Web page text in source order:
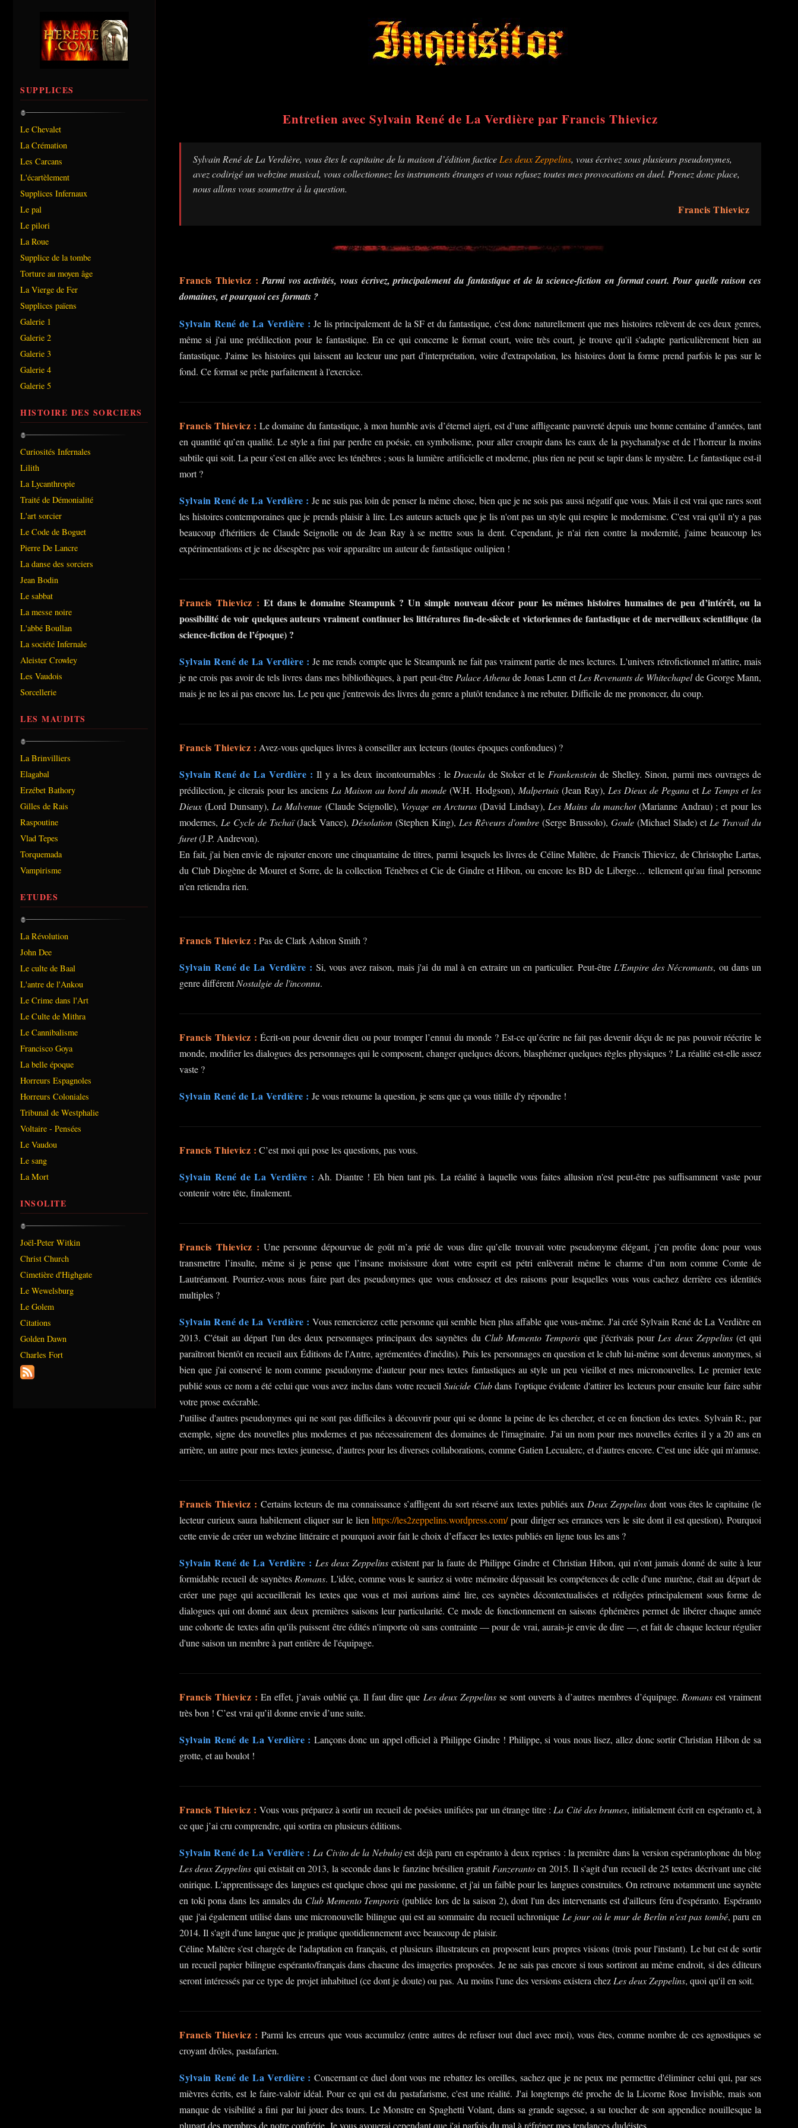
SUPPLICES
Le Chevalet
La Crémation
Les Carcans
L'écartèlement
Supplices Infernaux
Le pal
Le pilori
La Roue
Supplice de la tombe
Torture au moyen âge
La Vierge de Fer
Supplices païens
Galerie 1
Galerie 2
Galerie 3
Galerie 4
Galerie 5
HISTOIRE DES SORCIERS
Curiosités Infernales
Lilith
La Lycanthropie
Traité de Démonialité
L'art sorcier
Le Code de Boguet
Pierre De Lancre
La danse des sorciers
Jean Bodin
Le sabbat
La messe noire
L'abbé Boullan
La société Infernale
Aleister Crowley
Les Vaudois
Sorcellerie
LES MAUDITS
La Brinvilliers
Elagabal
Erzébet Bathory
Gilles de Rais
Raspoutine
Vlad Tepes
Torquemada
Vampirisme
ETUDES
La Révolution
John Dee
Le culte de Baal
L'antre de l'Ankou
Le Crime dans l'Art
Le Culte de Mithra
Le Cannibalisme
Francisco Goya
La belle époque
Horreurs Espagnoles
Horreurs Coloniales
Tribunal de Westphalie
Voltaire - Pensées
Le Vaudou
Le sang
La Mort
INSOLITE
Joël-Peter Witkin
Christ Church
Cimetière d'Highgate
Le Wewelsburg
Le Golem
Citations
Golden Dawn
Charles Fort
Entretien avec Sylvain René de La Verdière par Francis Thievicz
Sylvain René de La Verdière, vous êtes le capitaine de la maison d’édition factice Les deux Zeppelins, vous écrivez sous plusieurs pseudonymes,
avez codirigé un webzine musical, vous collectionnez les instruments étranges et vous refusez toutes mes provocations en duel. Prenez donc place,
nous allons vous soumettre à la question.
Francis Thievicz
Francis Thievicz : Parmi vos activités, vous écrivez, principalement du fantastique et de la science-fiction en format court. Pour quelle raison ces
domaines, et pourquoi ces formats ?
Sylvain René de La Verdière : Je lis principalement de la SF et du fantastique, c'est donc naturellement que mes histoires relèvent de ces deux genres,
même si j'ai une prédilection pour le fantastique. En ce qui concerne le format court, voire très court, je trouve qu'il s'adapte particulièrement bien au
fantastique. J'aime les histoires qui laissent au lecteur une part d'interprétation, voire d'extrapolation, les histoires dont la forme prend parfois le pas sur le
fond. Ce format se prête parfaitement à l'exercice.
Francis Thievicz : Le domaine du fantastique, à mon humble avis d’éternel aigri, est d’une affligeante pauvreté depuis une bonne centaine d’années, tant
en quantité qu’en qualité. Le style a fini par perdre en poésie, en symbolisme, pour aller croupir dans les eaux de la psychanalyse et de l’horreur la moins
subtile qui soit. La peur s’est en allée avec les ténèbres ; sous la lumière artificielle et moderne, plus rien ne peut se tapir dans le mystère. Le fantastique est-il
mort ?
Sylvain René de La Verdière : Je ne suis pas loin de penser la même chose, bien que je ne sois pas aussi négatif que vous. Mais il est vrai que rares sont
les histoires contemporaines que je prends plaisir à lire. Les auteurs actuels que je lis n'ont pas un style qui respire le modernisme. C'est vrai qu'il n'y a pas
beaucoup d'héritiers de Claude Seignolle ou de Jean Ray à se mettre sous la dent. Cependant, je n'ai rien contre la modernité, j'aime beaucoup les
expérimentations et je ne désespère pas voir apparaître un auteur de fantastique oulipien !
Francis Thievicz : Et dans le domaine Steampunk ? Un simple nouveau décor pour les mêmes histoires humaines de peu d’intérêt, ou la
possibilité de voir quelques auteurs vraiment continuer les littératures fin-de-siècle et victoriennes de fantastique et de merveilleux scientifique (la
science-fiction de l’époque) ?
Sylvain René de La Verdière : Je me rends compte que le Steampunk ne fait pas vraiment partie de mes lectures. L'univers rétrofictionnel m'attire, mais
je ne crois pas avoir de tels livres dans mes bibliothèques, à part peut-être Palace Athenade Jonas Lenn etLes Revenants de Whitechapelde George Mann,
mais je ne les ai pas encore lus. Le peu que j'entrevois des livres du genre a plutôt tendance à me rebuter. Difficile de me prononcer, du coup.
Francis Thievicz : Avez-vous quelques livres à conseiller aux lecteurs (toutes époques confondues) ?
Sylvain René de La Verdière : Il y a les deux incontournables : le Dracula de Stoker et le Frankensteinde Shelley. Sinon, parmi mes ouvrages de
prédilection, je citerais pour les anciens La Maison au bord du monde (W.H. Hodgson), Malpertuis(Jean Ray), Les Dieux de Peganaet Le Temps et les
Dieux (Lord Dunsany), La Malvenue (Claude Seignolle), Voyage en Arcturus (David Lindsay), Les Mains du manchot(Marianne Andrau) ; et pour les
modernes, Le Cycle de Tschaï(Jack Vance), Désolation (Stephen King), Les Rêveurs d'ombre (Serge Brussolo), Goule (Michael Slade) et Le Travail du
furet(J.P. Andrevon).
En fait, j'ai bien envie de rajouter encore une cinquantaine de titres, parmi lesquels les livres de Céline Maltère, de Francis Thievicz, de Christophe Lartas,
du Club Diogène de Mouret et Sorre, de la collection Ténèbres et Cie de Gindre et Hibon, ou encore les BD de Liberge… tellement qu'au final personne
n'en retiendra rien.
Francis Thievicz : Pas de Clark Ashton Smith ?
Sylvain René de La Verdière : Si, vous avez raison, mais j'ai du mal à en extraire un en particulier. Peut-être L'Empire des Nécromants, ou dans un
genre différentNostalgie de l'inconnu.
Francis Thievicz : Écrit-on pour devenir dieu ou pour tromper l’ennui du monde ? Est-ce qu’écrire ne fait pas devenir déçu de ne pas pouvoir réécrire le
monde, modifier les dialogues des personnages qui le composent, changer quelques décors, blasphémer quelques règles physiques ? La réalité est-elle assez
vaste ?
Sylvain René de La Verdière : Je vous retourne la question, je sens que ça vous titille d'y répondre !
Francis Thievicz : C’est moi qui pose les questions, pas vous.
Sylvain René de La Verdière : Ah. Diantre ! Eh bien tant pis. La réalité à laquelle vous faites allusion n'est peut-être pas suffisamment vaste pour
contenir votre tête, finalement.
Francis Thievicz : Une personne dépourvue de goût m’a prié de vous dire qu’elle trouvait votre pseudonyme élégant, j’en profite donc pour vous
transmettre l’insulte, même si je pense que l’insane moisissure dont votre esprit est pétri enlèverait même le charme d’un nom comme Comte de
Lautréamont. Pourriez-vous nous faire part des pseudonymes que vous endossez et des raisons pour lesquelles vous vous cachez derrière ces identités
multiples ?
Sylvain René de La Verdière : Vous remercierez cette personne qui semble bien plus affable que vous-même. J'ai créé Sylvain René de La Verdière en
2013. C'était au départ l'un des deux personnages principaux des saynètes du Club Memento Temporisque j'écrivais pour Les deux Zeppelins(et qui
paraîtront bientôt en recueil aux Éditions de l'Antre, agrémentées d'inédits). Puis les personnages en question et le club lui-même sont devenus anonymes, si
bien que j'ai conservé le nom comme pseudonyme d'auteur pour mes textes fantastiques au style un peu vieillot et mes micronouvelles. Le premier texte
publié sous ce nom a été celui que vous avez inclus dans votre recueilSuicide Clubdans l'optique évidente d'attirer les lecteurs pour ensuite leur faire subir
votre prose exécrable.
J'utilise d'autres pseudonymes qui ne sont pas difficiles à découvrir pour qui se donne la peine de les chercher, et ce en fonction des textes. Sylvain R:, par
exemple, signe des nouvelles plus modernes et pas nécessairement des domaines de l'imaginaire. J'ai un nom pour mes nouvelles écrites il y a 20 ans en
arrière, un autre pour mes textes jeunesse, d'autres pour les diverses collaborations, comme Gatien Lecualerc, et d'autres encore. C'est une idée qui m'amuse.
Francis Thievicz : Certains lecteurs de ma connaissance s’affligent du sort réservé aux textes publiés aux Deux Zeppelinsdont vous êtes le capitaine (le
lecteur curieux saura habilement cliquer sur le lienhttps://les2zeppelins.wordpress.com/pour diriger ses errances vers le site dont il est question). Pourquoi
cette envie de créer un webzine littéraire et pourquoi avoir fait le choix d’effacer les textes publiés en ligne tous les ans ?
Sylvain René de La Verdière : Les deux Zeppelinsexistent par la faute de Philippe Gindre et Christian Hibon, qui n'ont jamais donné de suite à leur
formidable recueil de saynètes Romans. L'idée, comme vous le sauriez si votre mémoire dépassait les compétences de celle d'une murène, était au départ de
créer une page qui accueillerait les textes que vous et moi aurions aimé lire, ces saynètes décontextualisées et rédigées principalement sous forme de
dialogues qui ont donné aux deux premières saisons leur particularité. Ce mode de fonctionnement en saisons éphémères permet de libérer chaque année
une cohorte de textes afin qu'ils puissent être édités n'importe où sans contrainte — pour de vrai, aurais-je envie de dire —, et fait de chaque lecteur régulier
d'une saison un membre à part entière de l'équipage.
Francis Thievicz : En effet, j’avais oublié ça. Il faut dire que Les deux Zeppelinsse sont ouverts à d’autres membres d’équipage. Romansest vraiment
très bon ! C’est vrai qu’il donne envie d’une suite.
Sylvain René de La Verdière : Lançons donc un appel officiel à Philippe Gindre ! Philippe, si vous nous lisez, allez donc sortir Christian Hibon de sa
grotte, et au boulot !
Francis Thievicz : Vous vous préparez à sortir un recueil de poésies unifiées par un étrange titre : La Cité des brumes, initialement écrit en espéranto et, à
ce que j’ai cru comprendre, qui sortira en plusieurs éditions.
Sylvain René de La Verdière : La Civito de la Nebulojest déjà paru en espéranto à deux reprises : la première dans la version espérantophone du blog
Les deux Zeppelins qui existait en 2013, la seconde dans le fanzine brésilien gratuitFanzerantoen 2015. Il s'agit d'un recueil de 25 textes décrivant une cité
onirique. L'apprentissage des langues est quelque chose qui me passionne, et j'ai un faible pour les langues construites. On retrouve notamment une saynète
en toki pona dans les annales du Club Memento Temporis (publiée lors de la saison 2), dont l'un des intervenants est d'ailleurs féru d'espéranto. Espéranto
que j'ai également utilisé dans une micronouvelle bilingue qui est au sommaire du recueil uchronique Le jour où le mur de Berlin n'est pas tombé, paru en
2014. Il s'agit d'une langue que je pratique quotidiennement avec beaucoup de plaisir.
Céline Maltère s'est chargée de l'adaptation en français, et plusieurs illustrateurs en proposent leurs propres visions (trois pour l'instant). Le but est de sortir
un recueil papier bilingue espéranto/français dans chacune des imageries proposées. Je ne sais pas encore si tous sortiront au même endroit, si des éditeurs
seront intéressés par ce type de projet inhabituel (ce dont je doute) ou pas. Au moins l'une des versions existera chez Les deux Zeppelins, quoi qu'il en soit.
Francis Thievicz : Parmi les erreurs que vous accumulez (entre autres de refuser tout duel avec moi), vous êtes, comme nombre de ces agnostiques se
croyant drôles, pastafarien.
Sylvain René de La Verdière : Concernant ce duel dont vous me rebattez les oreilles, sachez que je ne peux me permettre d'éliminer celui qui, par ses
mièvres écrits, est le faire-valoir idéal. Pour ce qui est du pastafarisme, c'est une réalité. J'ai longtemps été proche de la Licorne Rose Invisible, mais son
manque de visibilité a fini par lui jouer des tours. Le Monstre en Spaghetti Volant, dans sa grande sagesse, a su toucher de son appendice nouillesque la
plupart des membres de notre confrérie. Je vous avouerai cependant que j'ai parfois du mal à réfréner mes tendances dudéistes.